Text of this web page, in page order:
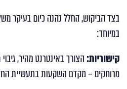
בצד הביקוש, החלל נהנה כיום בעיקר
במיוחד:
קישוריות: הצורך באינטרנט מהיר,
מרוחקים – מקדם השקעות בתעשיית